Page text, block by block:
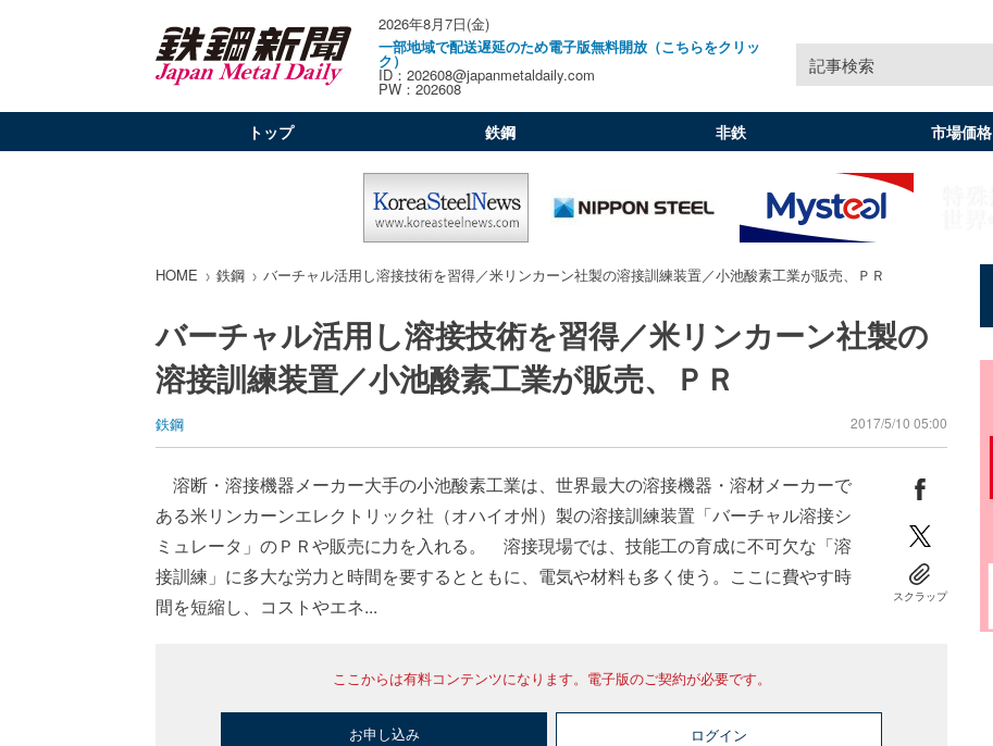
2026年8月7日(金)
一部地域で配送遅延のため電子版無料開放（こちらをクリッ
ク）
ID：202608@japanmetaldaily.com
PW：202608
記事検索
トップ 鉄鋼 非鉄 市場価格
HOME 鉄鋼 バーチャル活用し溶接技術を習得／米リンカーン社製の溶接訓練装置／小池酸素工業が販売、ＰＲ
バーチャル活用し溶接技術を習得／米リンカーン社製の
溶接訓練装置／小池酸素工業が販売、ＰＲ
鉄鋼 2017/5/10 05:00
溶断・溶接機器メーカー大手の小池酸素工業は、世界最大の溶接機器・溶材メーカーで
ある米リンカーンエレクトリック社（オハイオ州）製の溶接訓練装置「バーチャル溶接シ
ミュレータ」のＰＲや販売に力を入れる。 溶接現場では、技能工の育成に不可欠な「溶
接訓練」に多大な労力と時間を要するとともに、電気や材料も多く使う。ここに費やす時
間を短縮し、コストやエネ...
スクラップ
ここからは有料コンテンツになります。電子版のご契約が必要です。
お申し込み ログイン